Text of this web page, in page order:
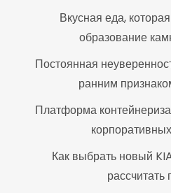
Вкусная еда,
образование
Постоянная
ранним
Платформа
Как выбрать новый
рассчитать